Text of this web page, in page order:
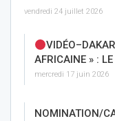
vendredi 24 juillet 2026
AFRICAINE » :
mercredi 17 juin 2026
NOMINATION/